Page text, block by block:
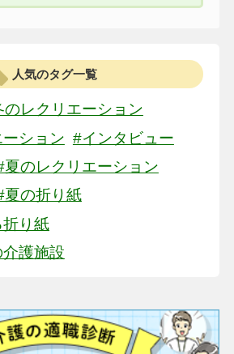
人気のタグ一覧
のレクリエーション
ション #インタビュー
夏のレクリエーション
夏の折り紙
り紙
護施設